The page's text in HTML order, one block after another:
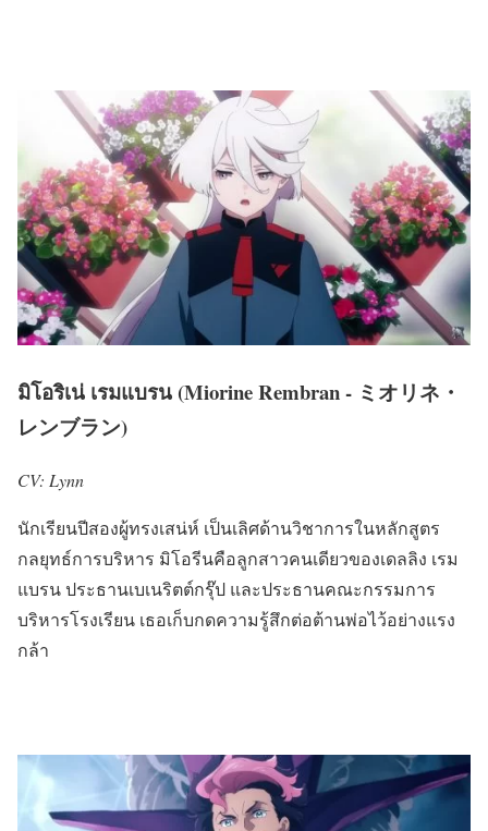
มิโอริเน่ เรมแบรน (Miorine Rembran - ミオリネ・
レンブラン)
CV: Lynn
นักเรียนปีสองผู้ทรงเสน่ห์ เป็นเลิศด้านวิชาการในหลักสูตร
กลยุทธ์การบริหาร มิโอรีนคือลูกสาวคนเดียวของเดลลิง เรม
แบรน ประธานเบเนริตต์กรุ๊ป และประธานคณะกรรมการ
บริหารโรงเรียน เธอเก็บกดความรู้สึกต่อต้านพ่อไว้อย่างแรง
กล้า